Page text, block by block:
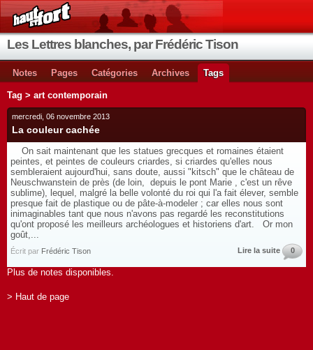
Les Lettres blanches, par Frédéric Tison
Notes Pages Catégories Archives Tags
Tag > art contemporain
mercredi, 06 novembre 2013
La couleur cachée
On sait maintenant que les statues grecques et romaines étaient
peintes, et peintes de couleurs criardes, si criardes qu'elles nous
sembleraient aujourd'hui, sans doute, aussi "kitsch" que le château de
Neuschwanstein de près (de loin, depuis le pont Marie , c'est un rêve
sublime), lequel, malgré la belle volonté du roi qui l'a fait élever, semble
presque fait de plastique ou de pâte-à-modeler ; car elles nous sont
inimaginables tant que nous n'avons pas regardé les reconstitutions
qu'ont proposé les meilleurs archéologues et historiens d'art. Or mon
goût,...
Écrit par Frédéric Tison Lire la suite 0
Plus de notes disponibles.
> Haut de page